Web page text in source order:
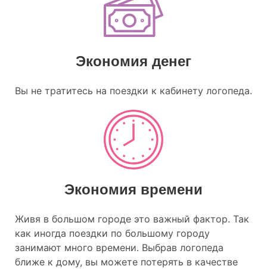
Экономия денег
Вы не тратитесь на поездки к кабинету логопеда.
Экономия времени
Живя в большом городе это важный фактор. Так
как иногда поездки по большому городу
занимают много времени. Выбрав логопеда
ближе к дому, вы можете потерять в качестве